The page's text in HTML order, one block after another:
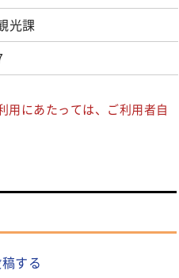
光課
用にあたっては、ご利用者自
する